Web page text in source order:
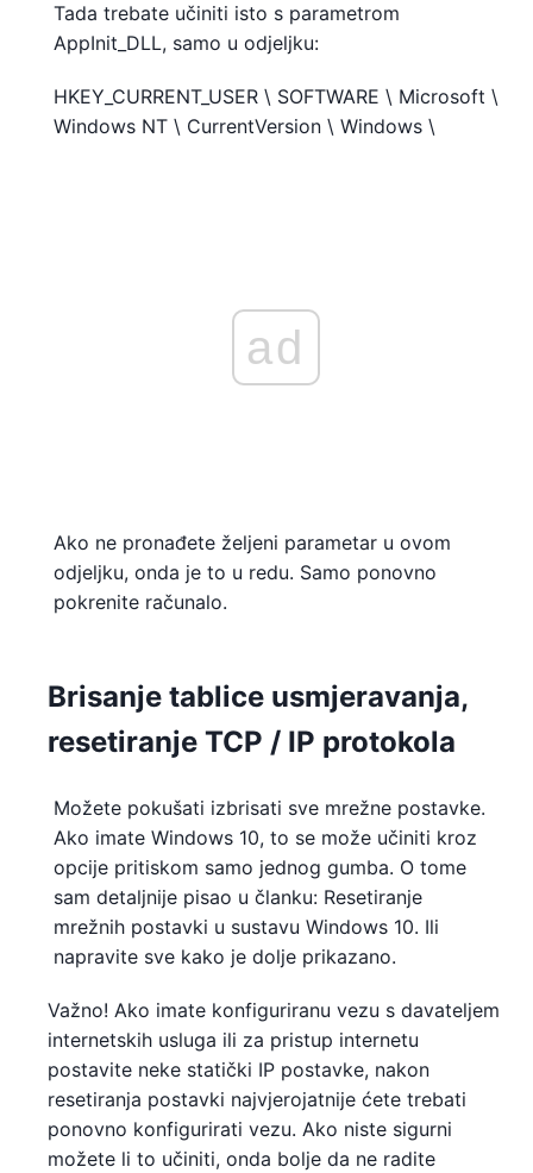
Tada trebate učiniti isto s parametrom
AppInit_DLL, samo u odjeljku:
HKEY_CURRENT_USER \ SOFTWARE \ Microsoft \
Windows NT \ CurrentVersion \ Windows \
ad
Ako ne pronađete željeni parametar u ovom
odjeljku, onda je to u redu. Samo ponovno
pokrenite računalo.
Brisanje tablice usmjeravanja,
resetiranje TCP / IP protokola
Možete pokušati izbrisati sve mrežne postavke.
Ako imate Windows 10, to se može učiniti kroz
opcije pritiskom samo jednog gumba. O tome
sam detaljnije pisao u članku: Resetiranje
mrežnih postavki u sustavu Windows 10. Ili
napravite sve kako je dolje prikazano.
Važno! Ako imate konfiguriranu vezu s davateljem
internetskih usluga ili za pristup internetu
postavite neke statički IP postavke, nakon
resetiranja postavki najvjerojatnije ćete trebati
ponovno konfigurirati vezu. Ako niste sigurni
možete li to učiniti, onda bolje da ne radite